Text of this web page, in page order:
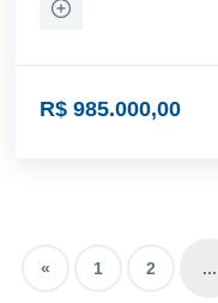
R$ 985.000,00
« 1 2 ...